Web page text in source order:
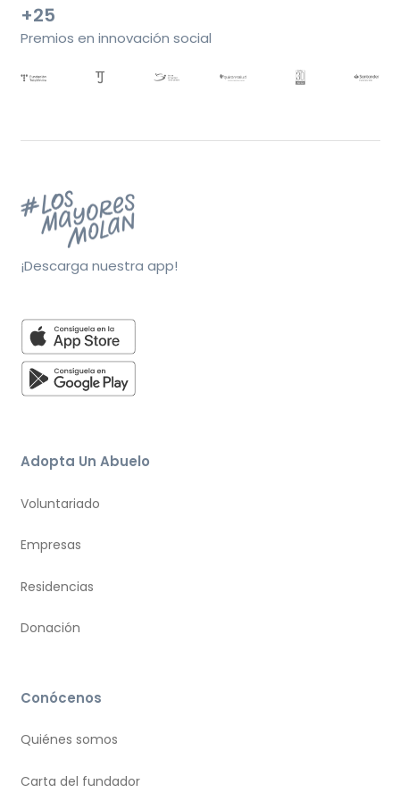
+25
Premios en innovación social
¡Descarga nuestra app!
Adopta Un Abuelo
Voluntariado
Empresas
Residencias
Donación
Conócenos
Quiénes somos
Carta del fundador